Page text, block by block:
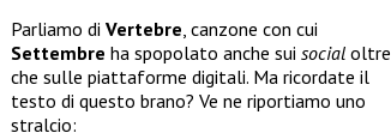
Parliamo di Vertebre, canzone con cui
Settembre ha spopolato anche sui social oltre
che sulle piattaforme digitali. Ma ricordate il
testo di questo brano? Ve ne riportiamo uno
stralcio: